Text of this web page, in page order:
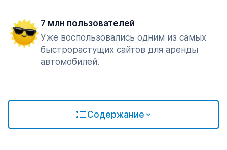
7 млн пользователей
Уже воспользовались одним из самых
быстрорастущих сайтов для аренды
автомобилей.
Содержание